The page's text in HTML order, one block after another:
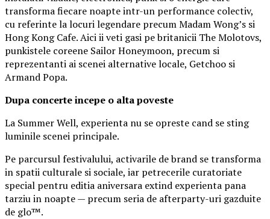
transforma fiecare noapte intr-un performance colectiv,
cu referinte la locuri legendare precum Madam Wong’s si
Hong Kong Cafe. Aici ii veti gasi pe britanicii The Molotovs,
punkistele coreene Sailor Honeymoon, precum si
reprezentanti ai scenei alternative locale, Getchoo si
Armand Popa.
Dupa concerte incepe o alta poveste
La Summer Well, experienta nu se opreste cand se sting
luminile scenei principale.
Pe parcursul festivalului, activarile de brand se transforma
in spatii culturale si sociale, iar petrecerile curatoriate
special pentru editia aniversara extind experienta pana
tarziu in noapte — precum seria de afterparty-uri gazduite
de glo™.